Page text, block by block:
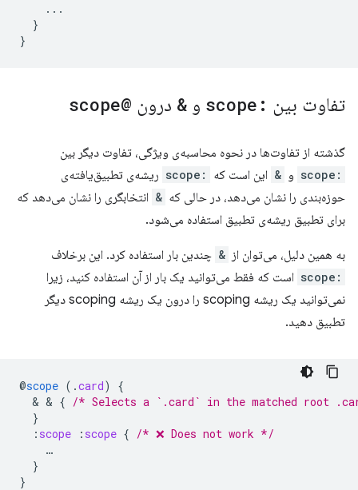
...
}
}
تفاوت بین :scope و & درون @scope
گذشته از تفاوت‌ها در نحوه محاسبه‌ی ویژگی، تفاوت دیگر بین
:scope و & این است که :scope
ریشه‌ی تطبیق‌یافته‌ی
حوزه‌بندی را نشان می‌دهد، در حالی که & انتخابگری را نشان می‌دهد که
برای تطبیق ریشه‌ی تطبیق استفاده می‌شود.
به همین دلیل، می‌توان از & چندین بار استفاده کرد. این برخلاف
:scope
است که فقط می‌توانید یک بار از آن استفاده کنید، زیرا
نمی‌توانید یک ریشه scoping را درون یک ریشه scoping دیگر
تطبیق دهید.
@scope ( .card)
{
  & &
{ /* Selects a `.card` in the matched root
}
: scope : scope { /* ❌ Does not work */
…
}
}